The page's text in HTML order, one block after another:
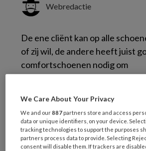
Webredactie
De ene cliënt kan op alle
of zij wil, de andere heeft juist
comfortschoenen nodig om
voetproblemen (verder) te
geen soelaas meer bieden.
aan reumapatiënten met
ernstige standsveranderingen
In dat geval zijn op maat
We Care About Your Privacy
We and our887 partners store and access
data or unique identifiers, on your device.
tracking technologies to support the purposes
partners process data to provide. Selecting
consent will disable them. If trackers are